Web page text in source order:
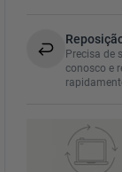
Precisa de
conosco e